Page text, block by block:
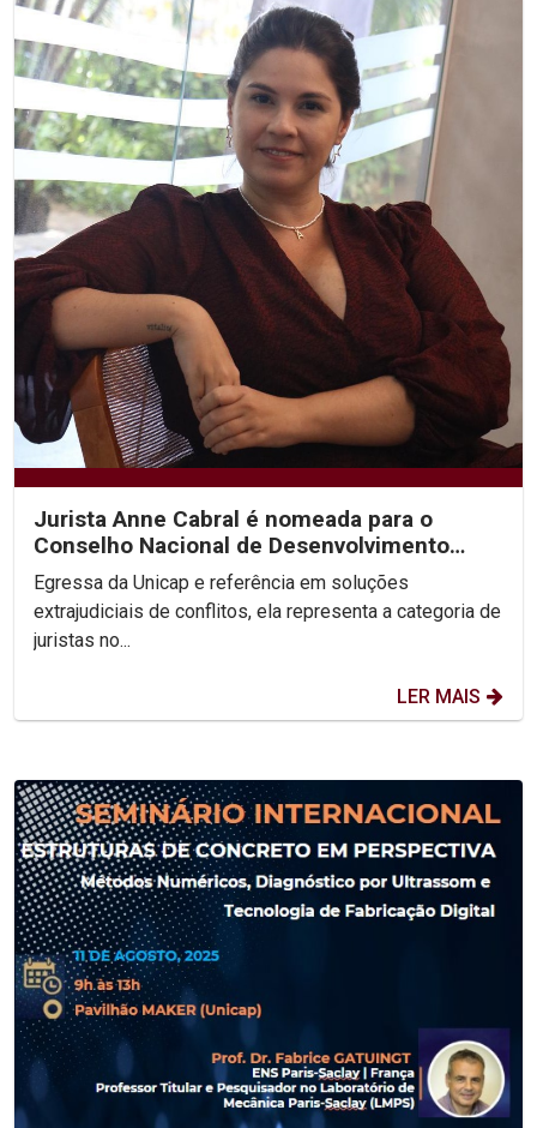
Jurista Anne Cabral é nomeada para o
Conselho Nacional de Desenvolvimento
Social Sustentável
Egressa da Unicap e referência em soluções
extrajudiciais de conflitos, ela representa a categoria de
juristas no...
LER MAIS